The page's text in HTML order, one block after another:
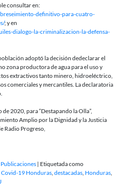
consultar en:
definitivo-para-cuatro-
; y en
dialogo-la-criminalizacion-la-defensa-
adoptó la decisión dedeclarar el
zona productora de agua para el uso y
extractivos tanto minero, hidroeléctrico,
comerciales y mercantiles. La declaratoria
2020, para “Destapando la Olla”,
Amplio por la Dignidad y la Justicia
Radio Progreso,
Publicaciones | Etiquetada como
Covid-19 Honduras, destacadas, Honduras,